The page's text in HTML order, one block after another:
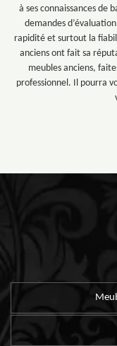
à ses connaissances de
demandes
rapidité et surtout la
anciens ont fait sa
meubles anciens,
professionnel. Il pourra